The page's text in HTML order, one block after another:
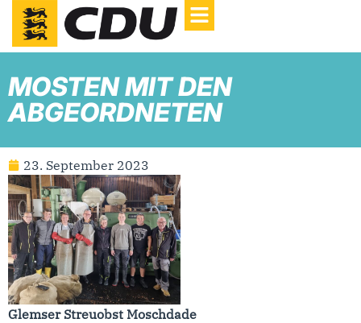
MOSTEN MIT DEN
ABGEORDNETEN
23. September 2023
Glemser Streuobst Moschdade